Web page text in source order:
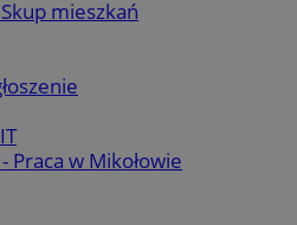
mieszkań
Praca w Mikołowie